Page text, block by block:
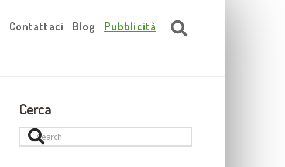
Contattaci Blog Pubblicità
Cerca
Search